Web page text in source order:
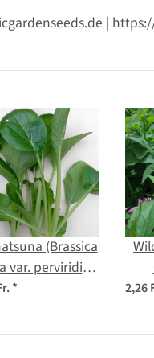
|
(Brassica
var. perviridis)
Samen
* 2,26